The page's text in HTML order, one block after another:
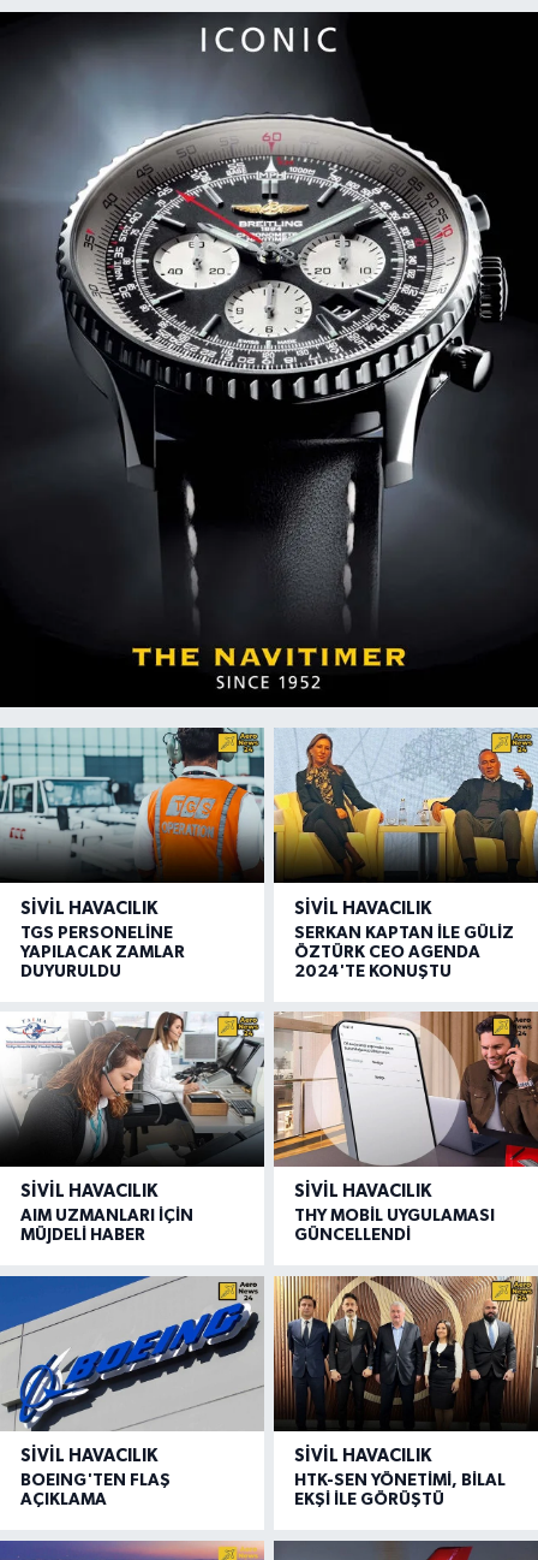
SIVIL HAVACILIK
TGS PERSONELİNE
YAPILACAK ZAMLAR
DUYURULDU
SIVIL HAVACILIK
SERKAN KAPTAN İLE GÜLİZ
ÖZTÜRK CEO AGENDA
2024'TE KONUŞTU
SIVIL HAVACILIK
AIM UZMANLARI İÇİN
MÜJDELİ HABER
SIVIL HAVACILIK
THY MOBİL UYGULAMASI
GÜNCELLENDİ
SIVIL HAVACILIK
BOEING'TEN FLAŞ
AÇIKLAMA
SIVIL HAVACILIK
HTK-SEN YÖNETİMİ, BİLAL
EKŞİ İLE GÖRÜŞTÜ